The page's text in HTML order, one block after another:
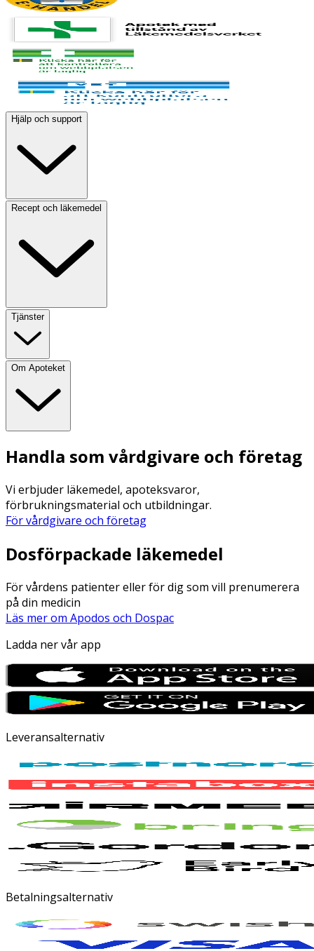
Hjälp och support
Recept och läkemedel
Tjänster
Om Apoteket
Handla som vårdgivare och företag
Vi erbjuder läkemedel, apoteksvaror,
förbrukningsmaterial och utbildningar.
För vårdgivare och företag
Dosförpackade läkemedel
För vårdens patienter eller för dig som vill prenumerera
på din medicin
Läs mer om Apodos och Dospac
Ladda ner vår app
Leveransalternativ
Betalningsalternativ